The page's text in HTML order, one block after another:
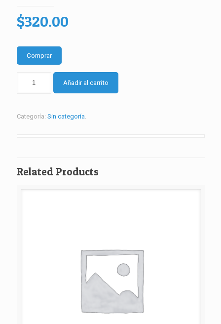
$320.00
Comprar
PRESENCIAL
Añadir al carrito
Categoría: Sin categoría
Related Products